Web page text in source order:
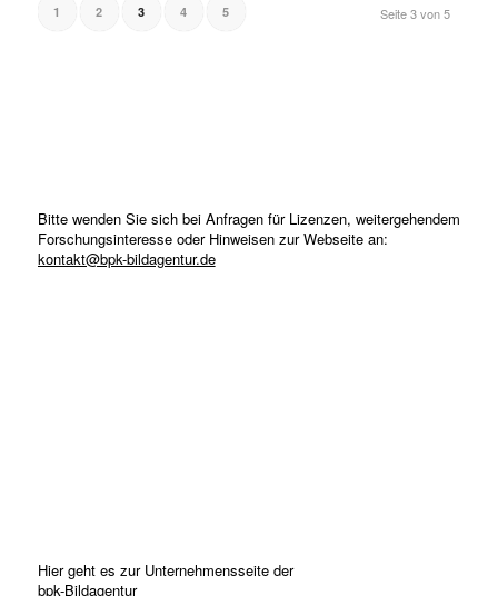
Seite 3 von 5
1 2 3 4 5
Bitte wenden Sie sich bei Anfragen für Lizenzen, weitergehendem
Forschungsinteresse oder Hinweisen zur Webseite an:
kontakt@bpk-bildagentur.de
Hier geht es zur Unternehmensseite der
bpk-Bildagentur